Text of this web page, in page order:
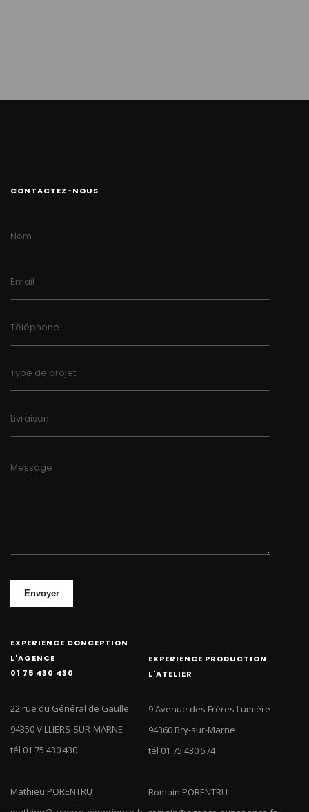
CONTACTEZ-NOUS
Nom
Email
Téléphone
Type de projet
Livraison
Message
Envoyer
EXPERIENCE CONCEPTION
L'AGENCE
01 75 430 430
22 rue du Général de Gaulle
94350 VILLIERS-SUR-MARNE
tél 01 75 430 430
Mathieu PORENTRU
EXPERIENCE PRODUCTION
L'ATELIER
9 Avenue des Frères Lumière
94360 Bry-sur-Marne
tél 01 75 430 574
Romain PORENTRU